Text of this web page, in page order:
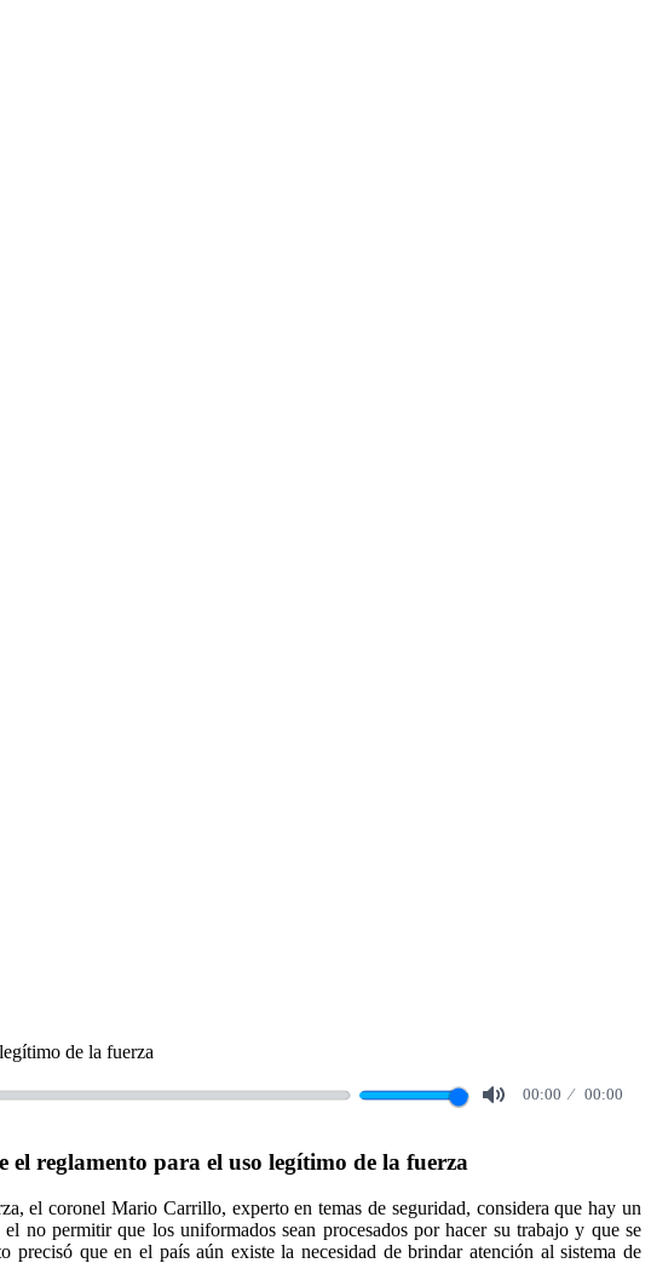
00:00 00:00
reglamento para el uso legítimo de la fuerza
el coronel Mario Carrillo, experto en temas de seguridad, considera que hay un
no permitir que los uniformados sean procesados por hacer su trabajo y que se
que en el país aún existe la necesidad de brindar atención al sistema de